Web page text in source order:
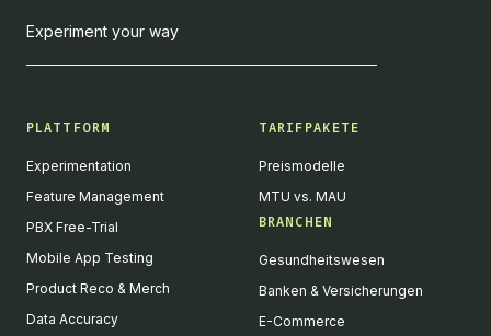
Experiment your way
PLATTFORM
Experimentation
Feature Management
PBX Free-Trial
Mobile App Testing
Product Reco & Merch
Data Accuracy
TARIFPAKETE
Preismodelle
MTU vs. MAU
BRANCHEN
Gesundheitswesen
Banken & Versicherungen
E-Commerce